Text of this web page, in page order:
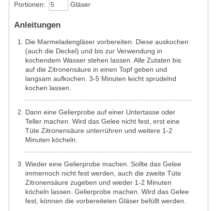
Portionen: Gläser
Anleitungen
Die Marmeladengläser vorbereiten. Diese auskochen
(auch die Deckel) und bis zur Verwendung in
kochendem Wasser stehen lassen. Alle Zutaten bis
auf die Zitronensäure in einen Topf geben und
langsam aufkochen. 3-5 Minuten leicht sprudelnd
kochen lassen.
Dann eine Gelierprobe auf einer Untertasse oder
Teller machen. Wird das Gelee nicht fest, erst eine
Tüte Zitronensäure unterrühren und weitere 1-2
Minuten köcheln.
Wieder eine Gelierprobe machen. Sollte das Gelee
immernoch nicht fest werden, auch die zweite Tüte
Zitronensäure zugeben und wieder 1-2 Minuten
köcheln lassen. Gelierprobe machen. Wird das Gelee
fest, können die vorbereiteten Gläser befüllt werden.